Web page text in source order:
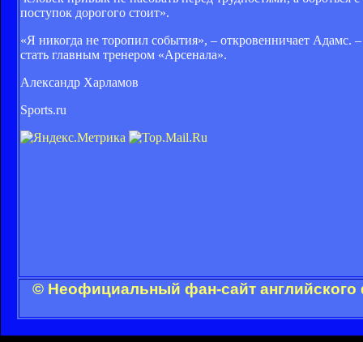
поступок дорогого стоит».
«Я никогда не торопил события», – откровенничает Адамс.
стать главным тренером «Арсенала».
Александр Харламов
Sports.ru
© Неофициальный фан-сайт английского